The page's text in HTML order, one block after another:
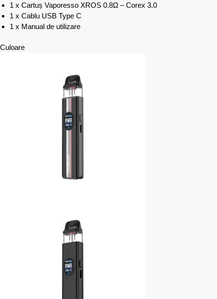
1 x Cartuș Vaporesso XROS 0.8Ω – Corex 3.0
1 x Cablu USB Type C
1 x Manual de utilizare
Culoare